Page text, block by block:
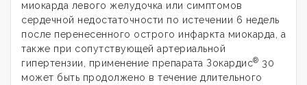
миокарда левого желудочка или симптомов
сердечной недостаточности по истечении 6 недель
после перенесенного острого инфаркта миокарда, а
также при сопутствующей артериальной
гипертензии, применение препарата Зокардис® 30
может быть продолжено в течение длительного